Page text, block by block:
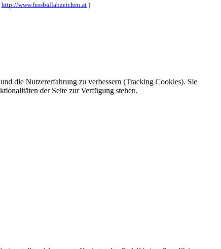
die Nutzererfahrung zu verbessern (Tracking Cookies). Sie
der Seite zur Verfügung stehen.
http://www.fussballabzeichen.at )